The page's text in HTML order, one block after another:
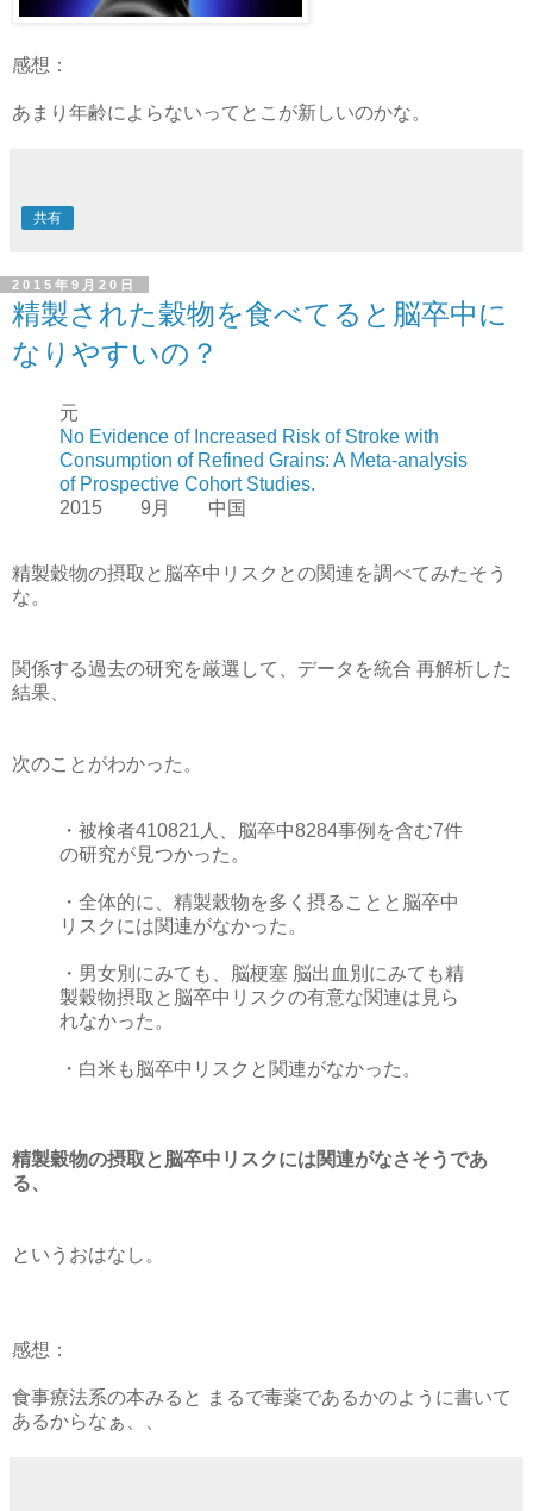
感想：
あまり年齢によらないってとこが新しいのかな。
共有
2015年9月20日
精製された穀物を食べてると脳卒中に
なりやすいの？
元
No Evidence of Increased Risk of Stroke with
Consumption of Refined Grains: A Meta-analysis
of Prospective Cohort Studies.
2015 9月 中国
精製穀物の摂取と脳卒中リスクとの関連を調べてみたそう
な。
関係する過去の研究を厳選して、データを統合 再解析した
結果、
次のことがわかった。
・被検者410821人、脳卒中8284事例を含む7件
の研究が見つかった。
・全体的に、精製穀物を多く摂ることと脳卒中
リスクには関連がなかった。
・男女別にみても、脳梗塞 脳出血別にみても精
製穀物摂取と脳卒中リスクの有意な関連は見ら
れなかった。
・白米も脳卒中リスクと関連がなかった。
精製穀物の摂取と脳卒中リスクには関連がなさそうであ
る、
というおはなし。
感想：
食事療法系の本みると まるで毒薬であるかのように書いて
あるからなぁ、、